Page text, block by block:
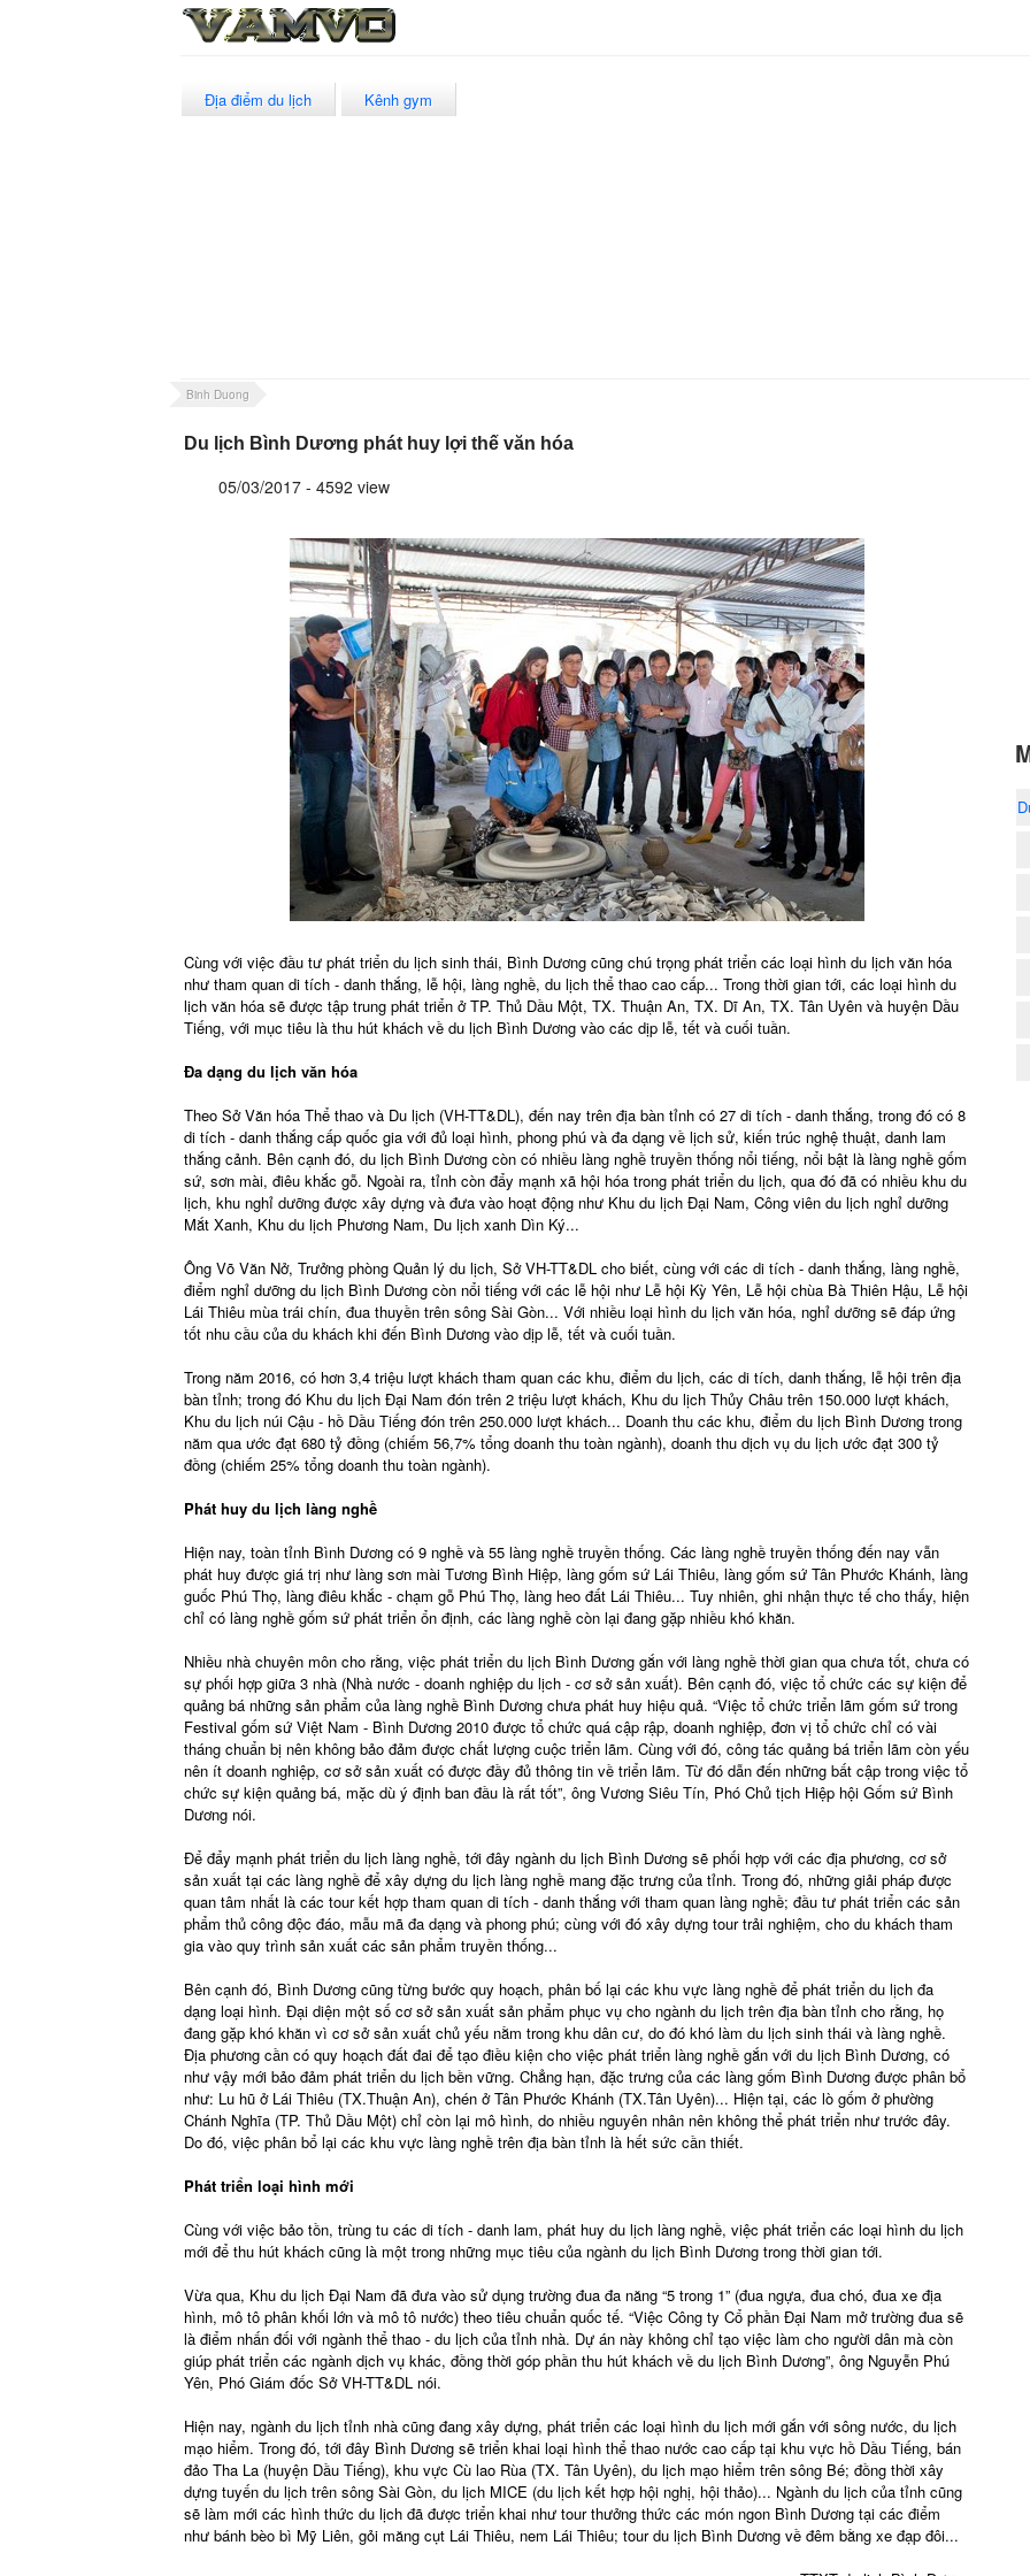
Địa điểm du lịch Kênh gym
Binh Duong
Du lịch Bình Dương phát huy lợi thế văn hóa
05/03/2017 - 4592 view
Cùng với việc đầu tư phát triển du lịch sinh thái, Bình Dương cũng chú trọng phát triển các loại hình du lịch văn hóa
như tham quan di tích - danh thắng, lễ hội, làng nghề, du lịch thể thao cao cấp... Trong thời gian tới, các loại hình du
lịch văn hóa sẽ được tập trung phát triển ở TP. Thủ Dầu Một, TX. Thuận An, TX. Dĩ An, TX. Tân Uyên và huyện Dầu
Tiếng, với mục tiêu là thu hút khách về du lịch Bình Dương vào các dịp lễ, tết và cuối tuần.
Đa dạng du lịch văn hóa
Theo Sở Văn hóa Thể thao và Du lịch (VH-TT&DL), đến nay trên địa bàn tỉnh có 27 di tích - danh thắng, trong đó có 8
di tích - danh thắng cấp quốc gia với đủ loại hình, phong phú và đa dạng về lịch sử, kiến trúc nghệ thuật, danh lam
thắng cảnh. Bên cạnh đó, du lịch Bình Dương còn có nhiều làng nghề truyền thống nổi tiếng, nổi bật là làng nghề gốm
sứ, sơn mài, điêu khắc gỗ. Ngoài ra, tỉnh còn đẩy mạnh xã hội hóa trong phát triển du lịch, qua đó đã có nhiều khu du
lịch, khu nghỉ dưỡng được xây dựng và đưa vào hoạt động như Khu du lịch Đại Nam, Công viên du lịch nghỉ dưỡng
Mắt Xanh, Khu du lịch Phương Nam, Du lịch xanh Dìn Ký...
Ông Võ Văn Nở, Trưởng phòng Quản lý du lịch, Sở VH-TT&DL cho biết, cùng với các di tích - danh thắng, làng nghề,
điểm nghỉ dưỡng du lịch Bình Dương còn nổi tiếng với các lễ hội như Lễ hội Kỳ Yên, Lễ hội chùa Bà Thiên Hậu, Lễ hội
Lái Thiêu mùa trái chín, đua thuyền trên sông Sài Gòn... Với nhiều loại hình du lịch văn hóa, nghỉ dưỡng sẽ đáp ứng
tốt nhu cầu của du khách khi đến Bình Dương vào dịp lễ, tết và cuối tuần.
Trong năm 2016, có hơn 3,4 triệu lượt khách tham quan các khu, điểm du lịch, các di tích, danh thắng, lễ hội trên địa
bàn tỉnh; trong đó Khu du lịch Đại Nam đón trên 2 triệu lượt khách, Khu du lịch Thủy Châu trên 150.000 lượt khách,
Khu du lịch núi Cậu - hồ Dầu Tiếng đón trên 250.000 lượt khách... Doanh thu các khu, điểm du lịch Bình Dương trong
năm qua ước đạt 680 tỷ đồng (chiếm 56,7% tổng doanh thu toàn ngành), doanh thu dịch vụ du lịch ước đạt 300 tỷ
đồng (chiếm 25% tổng doanh thu toàn ngành).
Phát huy du lịch làng nghề
Hiện nay, toàn tỉnh Bình Dương có 9 nghề và 55 làng nghề truyền thống. Các làng nghề truyền thống đến nay vẫn
phát huy được giá trị như làng sơn mài Tương Bình Hiệp, làng gốm sứ Lái Thiêu, làng gốm sứ Tân Phước Khánh, làng
guốc Phú Thọ, làng điêu khắc - chạm gỗ Phú Thọ, làng heo đất Lái Thiêu... Tuy nhiên, ghi nhận thực tế cho thấy, hiện
chỉ có làng nghề gốm sứ phát triển ổn định, các làng nghề còn lại đang gặp nhiều khó khăn.
Nhiều nhà chuyên môn cho rằng, việc phát triển du lịch Bình Dương gắn với làng nghề thời gian qua chưa tốt, chưa có
sự phối hợp giữa 3 nhà (Nhà nước - doanh nghiệp du lịch - cơ sở sản xuất). Bên cạnh đó, việc tổ chức các sự kiện để
quảng bá những sản phẩm của làng nghề Bình Dương chưa phát huy hiệu quả. “Việc tổ chức triển lãm gốm sứ trong
Festival gốm sứ Việt Nam - Bình Dương 2010 được tổ chức quá cập rập, doanh nghiệp, đơn vị tổ chức chỉ có vài
tháng chuẩn bị nên không bảo đảm được chất lượng cuộc triển lãm. Cùng với đó, công tác quảng bá triển lãm còn yếu
nên ít doanh nghiệp, cơ sở sản xuất có được đầy đủ thông tin về triển lãm. Từ đó dẫn đến những bất cập trong việc tổ
chức sự kiện quảng bá, mặc dù ý định ban đầu là rất tốt”, ông Vương Siêu Tín, Phó Chủ tịch Hiệp hội Gốm sứ Bình
Dương nói.
Để đẩy mạnh phát triển du lịch làng nghề, tới đây ngành du lịch Bình Dương sẽ phối hợp với các địa phương, cơ sở
sản xuất tại các làng nghề để xây dựng du lịch làng nghề mang đặc trưng của tỉnh. Trong đó, những giải pháp được
quan tâm nhất là các tour kết hợp tham quan di tích - danh thắng với tham quan làng nghề; đầu tư phát triển các sản
phẩm thủ công độc đáo, mẫu mã đa dạng và phong phú; cùng với đó xây dựng tour trải nghiệm, cho du khách tham
gia vào quy trình sản xuất các sản phẩm truyền thống...
Bên cạnh đó, Bình Dương cũng từng bước quy hoạch, phân bố lại các khu vực làng nghề để phát triển du lịch đa
dạng loại hình. Đại diện một số cơ sở sản xuất sản phẩm phục vụ cho ngành du lịch trên địa bàn tỉnh cho rằng, họ
đang gặp khó khăn vì cơ sở sản xuất chủ yếu nằm trong khu dân cư, do đó khó làm du lịch sinh thái và làng nghề.
Địa phương cần có quy hoạch đất đai để tạo điều kiện cho việc phát triển làng nghề gắn với du lịch Bình Dương, có
như vậy mới bảo đảm phát triển du lịch bền vững. Chẳng hạn, đặc trưng của các làng gốm Bình Dương được phân bổ
như: Lu hũ ở Lái Thiêu (TX.Thuận An), chén ở Tân Phước Khánh (TX.Tân Uyên)... Hiện tại, các lò gốm ở phường
Chánh Nghĩa (TP. Thủ Dầu Một) chỉ còn lại mô hình, do nhiều nguyên nhân nên không thể phát triển như trước đây.
Do đó, việc phân bổ lại các khu vực làng nghề trên địa bàn tỉnh là hết sức cần thiết.
Phát triển loại hình mới
Cùng với việc bảo tồn, trùng tu các di tích - danh lam, phát huy du lịch làng nghề, việc phát triển các loại hình du lịch
mới để thu hút khách cũng là một trong những mục tiêu của ngành du lịch Bình Dương trong thời gian tới.
Vừa qua, Khu du lịch Đại Nam đã đưa vào sử dụng trường đua đa năng “5 trong 1” (đua ngựa, đua chó, đua xe địa
hình, mô tô phân khối lớn và mô tô nước) theo tiêu chuẩn quốc tế. “Việc Công ty Cổ phần Đại Nam mở trường đua sẽ
là điểm nhấn đối với ngành thể thao - du lịch của tỉnh nhà. Dự án này không chỉ tạo việc làm cho người dân mà còn
giúp phát triển các ngành dịch vụ khác, đồng thời góp phần thu hút khách về du lịch Bình Dương”, ông Nguyễn Phú
Yên, Phó Giám đốc Sở VH-TT&DL nói.
Hiện nay, ngành du lịch tỉnh nhà cũng đang xây dựng, phát triển các loại hình du lịch mới gắn với sông nước, du lịch
mạo hiểm. Trong đó, tới đây Bình Dương sẽ triển khai loại hình thể thao nước cao cấp tại khu vực hồ Dầu Tiếng, bán
đảo Tha La (huyện Dầu Tiếng), khu vực Cù lao Rùa (TX. Tân Uyên), du lịch mạo hiểm trên sông Bé; đồng thời xây
dựng tuyến du lịch trên sông Sài Gòn, du lịch MICE (du lịch kết hợp hội nghị, hội thảo)... Ngành du lịch của tỉnh cũng
sẽ làm mới các hình thức du lịch đã được triển khai như tour thưởng thức các món ngon Bình Dương tại các điểm
như bánh bèo bì Mỹ Liên, gỏi măng cụt Lái Thiêu, nem Lái Thiêu; tour du lịch Bình Dương về đêm bằng xe đạp đôi...